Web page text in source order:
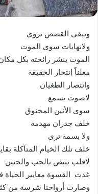
وتبقى القصص تروى
ولانهايات سوى الموت
الموت ينشر رائحته بكل
معلناً إنتحار الحقيقة
وانتصار الطغيان
لاصوت يسمع
سوى الأنين المخنوق
خلف جدران مهدمة
ولا بسمة ترى
خلف تلك الخيام المتآكلة
لاقلب ينبض بالحب والحنين
غدت القسوة معايير الحياة
وصارت أرواحنا شرسة من